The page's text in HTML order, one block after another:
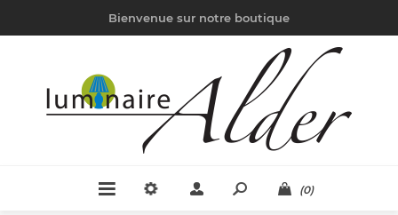
Bienvenue sur notre boutique
(0)